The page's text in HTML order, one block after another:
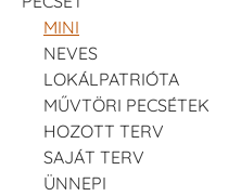
MINI
NEVES
LOKÁLPATRIÓTA
MŰVTÖRI PECSÉTEK
HOZOTT TERV
SAJÁT TERV
ÜNNEPI